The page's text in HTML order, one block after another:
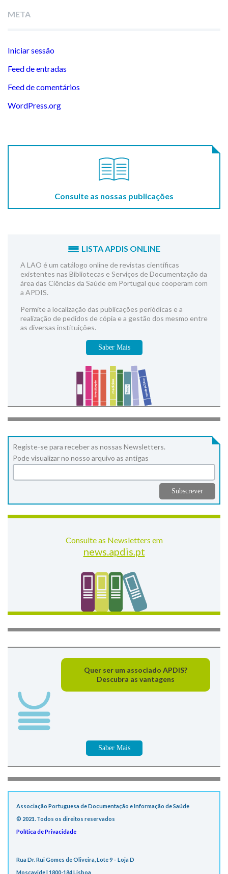
META
Iniciar sessão
Feed de entradas
Feed de comentários
WordPress.org
Consulte as nossas publicações
LISTA APDIS ONLINE
A LAO é um catálogo online de revistas científicas
existentes nas Bibliotecas e Serviços de Documentação da
área das Ciências da Saúde em Portugal que cooperam com
a APDIS.
Permite a localização das publicações periódicas e a
realização de pedidos de cópia e a gestão dos mesmo entre
as diversas instituições.
Saber Mais
Registe-se para receber as nossas Newsletters.
Pode visualizar no nosso arquivo as antigas
Consulte as Newsletters em
news.apdis.pt
Quer ser um associado APDIS?
Descubra as vantagens
Saber Mais
Associação Portuguesa de Documentação e Informação de Saúde
© 2021. Todos os direitos reservados
Política de Privacidade
Rua Dr. Rui Gomes de Oliveira, Lote 9 – Loja D
Moscavide | 1800-184 Lisboa